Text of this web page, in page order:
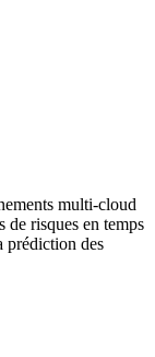
multi-cloud
de risques en temps
prédiction des